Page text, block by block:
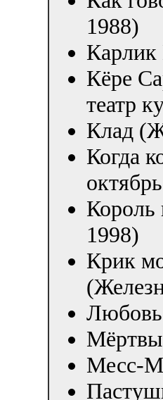
1988)
Кёре
театр
Клад
Когда
Король
1998)
Крик
Месс-